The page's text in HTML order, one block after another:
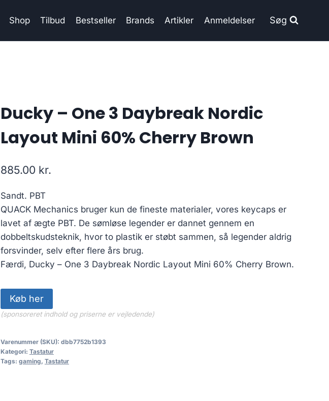
Shop Tilbud Bestseller Brands Artikler Anmeldelser Søg
Ducky – One 3 Daybreak Nordic
Layout Mini 60% Cherry Brown
885.00 kr.
Sandt. PBT
QUACK Mechanics bruger kun de fineste materialer, vores keycaps er
lavet af ægte PBT. De sømløse legender er dannet gennem en
dobbeltskudsteknik, hvor to plastik er støbt sammen, så legender aldrig
forsvinder, selv efter flere års brug.
Færdi, Ducky – One 3 Daybreak Nordic Layout Mini 60% Cherry Brown.
Køb her
(sponsoreret indhold og priserne er vejledende)
Varenummer (SKU): dbb7752b1393
Kategori: Tastatur
Tags: gaming, Tastatur